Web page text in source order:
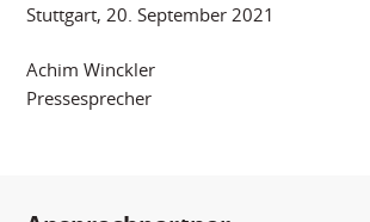
Stuttgart, 20. September 2021
Achim Winckler
Pressesprecher